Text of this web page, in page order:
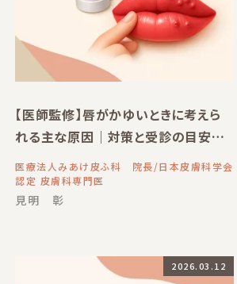
【医師監修】唇がかゆいときに考えら
れる主な原因｜対策と受診の目安を
解説
医療法人みあけ皮ふ科 院長/日本皮膚科学会
認定 皮膚科専門医
見明 彰
2026.03.12